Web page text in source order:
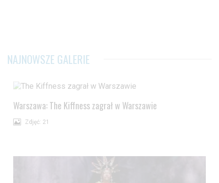
NAJNOWSZE GALERIE
Warszawa: The Kiffness zagrał w Warszawie
Zdjęć: 21